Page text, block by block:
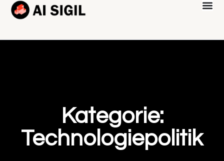
Kategorie:
Technologiepolitik